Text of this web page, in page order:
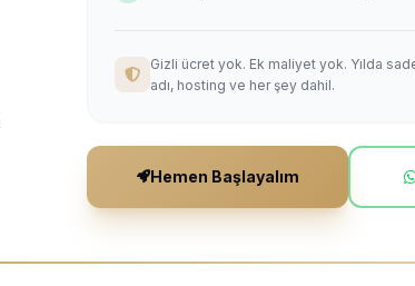
Gizli ücret yok. Ek maliyet yok. Yılda
adı, hosting ve her şey dahil.
Hemen Başlayalım